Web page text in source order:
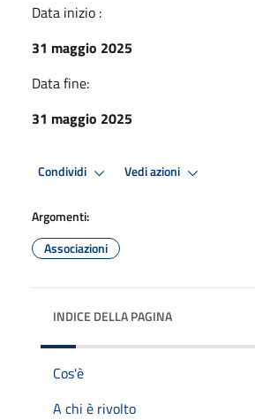
Data inizio :
31 maggio 2025
Data fine:
31 maggio 2025
Condividi Vedi azioni
Argomenti:
Associazioni
INDICE DELLA PAGINA
Cos'è
A chi è rivolto